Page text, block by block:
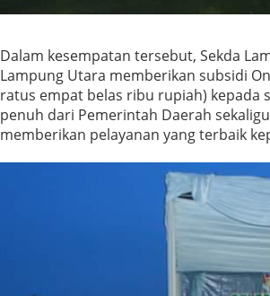
Dalam kesempatan tersebut, Sekda
Lampung Utara memberikan subsidi
ratus empat belas ribu rupiah) kepada
penuh dari Pemerintah Daerah
memberikan pelayanan yang terbaik